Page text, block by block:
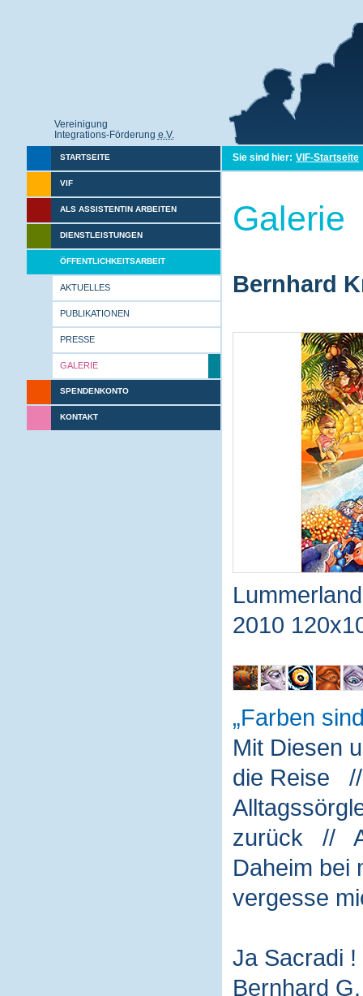
Vereinigung
Integrations-Förderung e.V.
STARTSEITE
VIF
ALS ASSISTENTIN ARBEITEN
DIENSTLEISTUNGEN
ÖFFENTLICHKEITSARBEIT
AKTUELLES
PUBLIKATIONEN
PRESSE
GALERIE
SPENDENKONTO
KONTAKT
Sie sind hier: VIF-Startseite
Galerie
Bernhard
2010
Farben
Mit Diesen
die Reise
zurück //
Daheim
vergesse
Ja Sacradi
Bernhard